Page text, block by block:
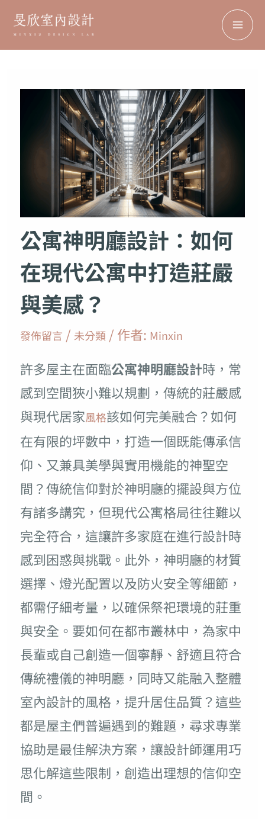
公寓神明廳設計：如何
在現代公寓中打造莊嚴
與美感？
發佈留言 / 未分類/ 作者: Minxin
許多屋主在面臨公寓神明廳設計時，常
感到空間狹小難以規劃，傳統的莊嚴感
與現代居家風格該如何完美融合？如何
在有限的坪數中，打造一個既能傳承信
仰、又兼具美學與實用機能的神聖空
間？傳統信仰對於神明廳的擺設與方位
有諸多講究，但現代公寓格局往往難以
完全符合，這讓許多家庭在進行設計時
感到困惑與挑戰。此外，神明廳的材質
選擇、燈光配置以及防火安全等細節，
都需仔細考量，以確保祭祀環境的莊重
與安全。要如何在都市叢林中，為家中
長輩或自己創造一個寧靜、舒適且符合
傳統禮儀的神明廳，同時又能融入整體
室內設計的風格，提升居住品質？這些
都是屋主們普遍遇到的難題，尋求專業
協助是最佳解決方案，讓設計師運用巧
思化解這些限制，創造出理想的信仰空
間。
搜
尋